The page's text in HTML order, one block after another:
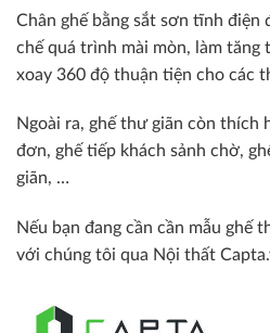
Chân ghế bằng sắt sơn tĩnh điện
chế quá trình mài mòn, làm tăng
xoay 360 độ thuận tiện cho các
Ngoài ra, ghế thư giãn còn thích
đơn, ghế tiếp khách sảnh chờ,
giãn, …
Nếu bạn đang cần cần mẫu ghế
với chúng tôi qua Nội thất